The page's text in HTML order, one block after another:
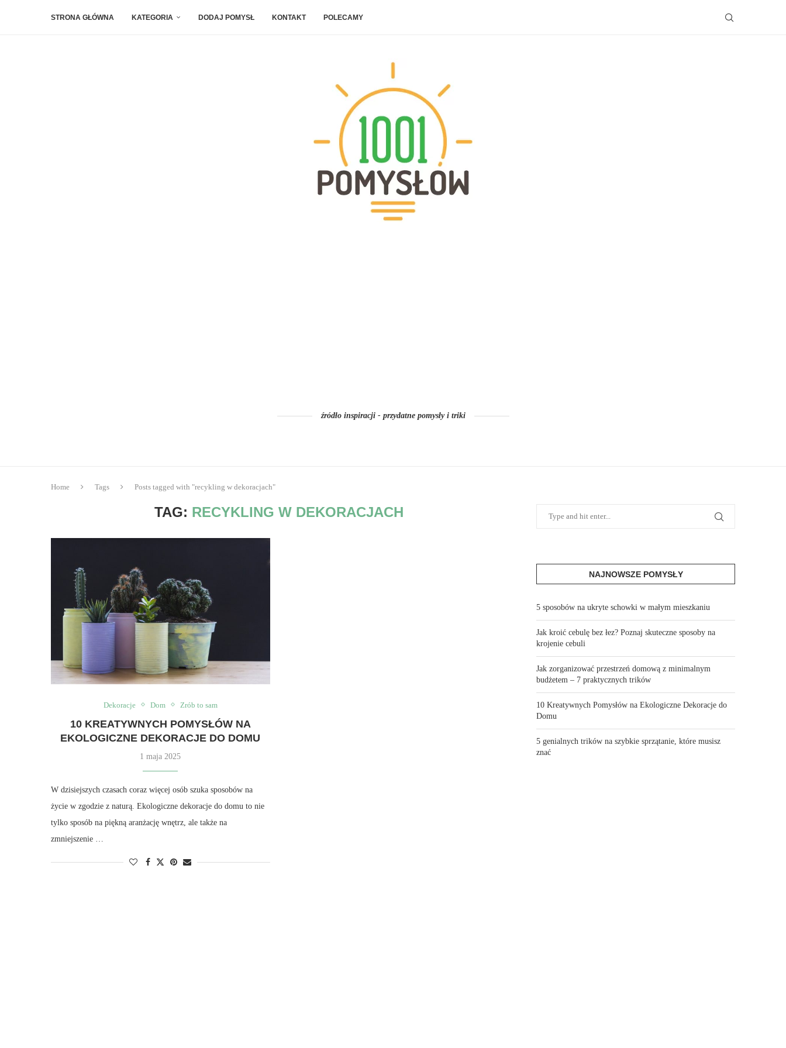
STRONA GŁÓWNA KATEGORIA DODAJ POMYSŁ KONTAKT POLECAMY
źródło inspiracji - przydatne pomysły i triki
Home Tags Posts tagged with "recykling w dekoracjach"
TAG: RECYKLING W DEKORACJACH
Dekoracje Dom Zrób to sam
10 KREATYWNYCH POMYSŁÓW NA
EKOLOGICZNE DEKORACJE DO DOMU
1 maja 2025
W dzisiejszych czasach coraz więcej osób szuka sposobów na
życie w zgodzie z naturą. Ekologiczne dekoracje do domu to nie
tylko sposób na piękną aranżację wnętrz, ale także na
zmniejszenie …
NAJNOWSZE POMYSŁY
5 sposobów na ukryte schowki w małym mieszkaniu
Jak kroić cebulę bez łez? Poznaj skuteczne sposoby na
krojenie cebuli
Jak zorganizować przestrzeń domową z minimalnym
budżetem – 7 praktycznych trików
10 Kreatywnych Pomysłów na Ekologiczne Dekoracje do
Domu
5 genialnych trików na szybkie sprzątanie, które musisz
znać